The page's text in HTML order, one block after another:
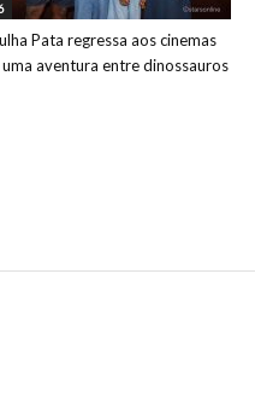
Pata regressa aos cinemas
aventura entre dinossauros